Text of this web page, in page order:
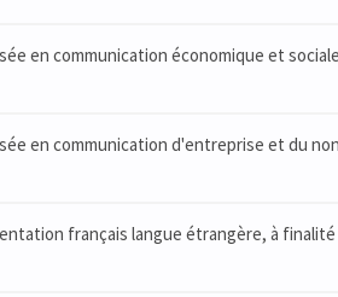
en communication économique et
en communication d'entreprise et du
français langue étrangère, à finalité